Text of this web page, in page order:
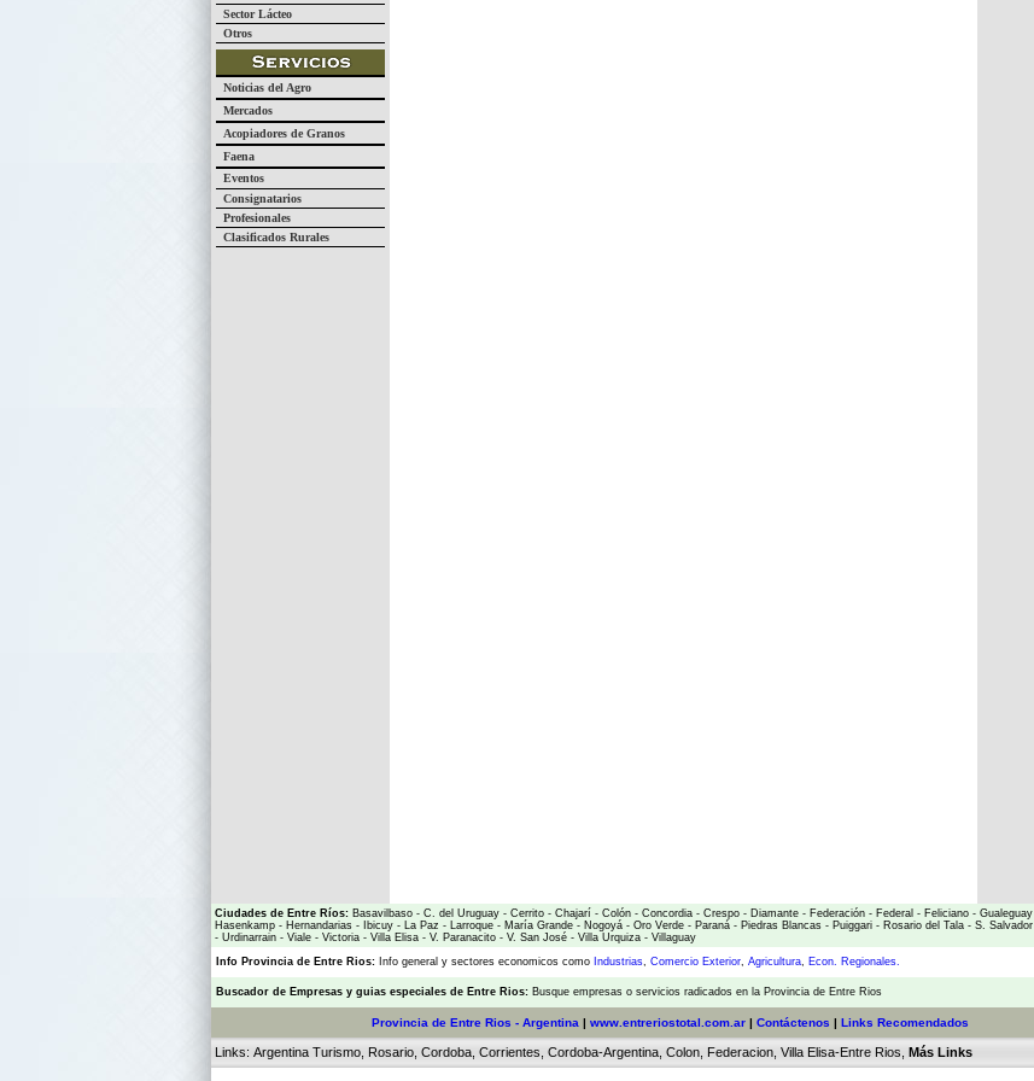
Sector Lácteo
Otros
Noticias del Agro
Mercados
Acopiadores de Granos
Faena
Eventos
Consignatarios
Profesionales
Clasificados Rurales
Ciudades de Entre Ríos: Basavilbaso - C. del Uruguay - Cerrito - Chajarí - Colón - Concordia - Crespo - Diamante - Federación - Federal - Feliciano - Gualeguay
Hasenkamp - Hernandarias - Ibicuy - La Paz - Larroque - María Grande - Nogoyá - Oro Verde - Paraná - Piedras Blancas - Puiggari - Rosario del Tala - S. Salvador
- Urdinarrain - Viale - Victoria - Villa Elisa - V. Paranacito - V. San José - Villa Urquiza - Villaguay
Info Provincia de Entre Rios: Info general y sectores economicos como Industrias, Comercio Exterior, Agricultura, Econ. Regionales.
Buscador de Empresas y guias especiales de Entre Rios: Busque empresas o servicios radicados en la Provincia de Entre Rios
Provincia de Entre Rios - Argentina | www.entreriostotal.com.ar| Contáctenos | Links Recomendados
Links: Argentina Turismo Rosario Cordoba Corrientes Cordoba-Argentina Colon Federacion Villa Elisa-Entre Rios Más Links